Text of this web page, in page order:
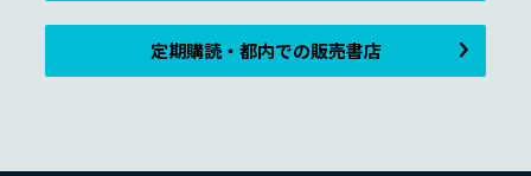
定期購読・都内での販売書店